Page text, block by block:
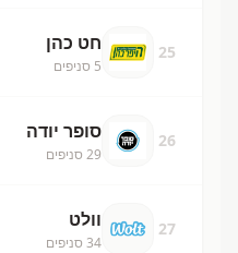
25 חט כהן
5 סניפים
26 סופר יודה
29 סניפים
27 וולט
34 סניפים